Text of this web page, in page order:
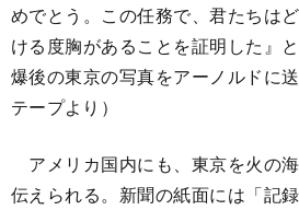
めでとう。この任務で、君たちは
ける度胸があることを証明した』
爆後の東京の写真をアーノルドに
テープより）
アメリカ国内にも、東京を火の
伝えられる。新聞の紙面には「記